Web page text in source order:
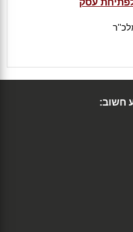
עסק
חשוב: